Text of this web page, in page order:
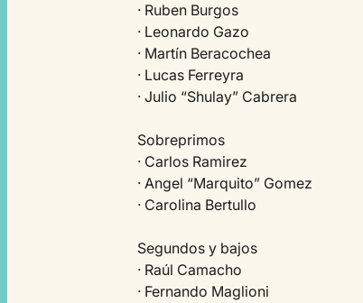
· Ruben Burgos
· Leonardo Gazo
· Martín Beracochea
· Lucas Ferreyra
· Julio “Shulay” Cabrera
Sobreprimos
· Carlos Ramirez
· Angel “Marquito” Gomez
· Carolina Bertullo
Segundos y bajos
· Raúl Camacho
· Fernando Maglioni